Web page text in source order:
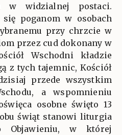
w widzialnej postaci.
poganom w osobach
przy chrzcie w
przez cud dokonany w
Wschodni kładzie
z tych tajemnic, Kościół
przede wszystkim
a wspomnieniu
osobne święto 13
świąt stanowi liturgia
Objawieniu, w której